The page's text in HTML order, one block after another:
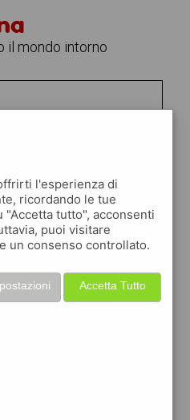
il mondo intorno
l'esperienza di
ricordando le tue
"Accetta tutto", acconsenti
puoi visitare
un consenso controllato.
Accetta Tutto